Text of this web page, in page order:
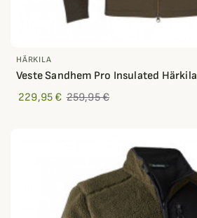
HÄRKILA
Veste Sandhem Pro Insulated Härkila
229,95 € 259,95 €